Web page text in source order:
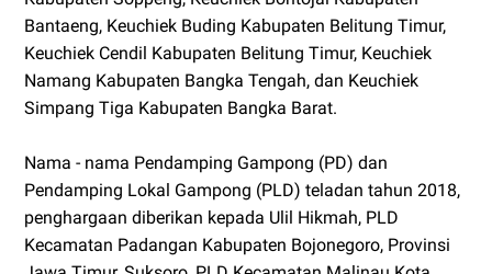
Bantaeng, Keuchiek Buding Kabupaten Belitung Timur,
Keuchiek Cendil Kabupaten Belitung Timur, Keuchiek
Namang Kabupaten Bangka Tengah, dan Keuchiek
Simpang Tiga Kabupaten Bangka Barat.
Nama - nama Pendamping Gampong (PD) dan
Pendamping Lokal Gampong (PLD) teladan tahun 2018,
penghargaan diberikan kepada Ulil Hikmah, PLD
Kecamatan Padangan Kabupaten Bojonegoro, Provinsi